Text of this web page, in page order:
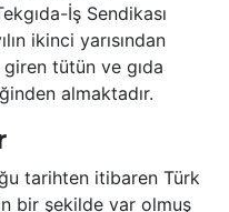
İş Sendikası
ikinci yarısından
tütün ve gıda
almaktadır.
tarihten itibaren Türk
bir şekilde var olmuş